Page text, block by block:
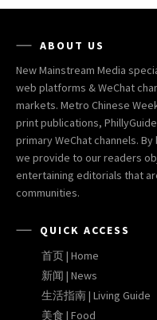
ABOUT US
New Mainstream Media
web platforms & WeChat
markets. Metro Chinese
print publications,
primary WeChat channels.
we provide to our readers
entertaining editorials that
communities.
QUICK ACCESS
首页 | Home
新闻 | News
生活指南 | Living Guide
美食 | Food